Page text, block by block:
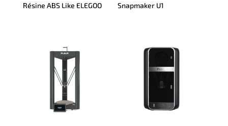
Résine ABS Like ELEGOO Snapmaker U1